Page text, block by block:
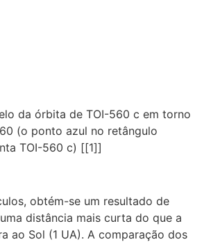
da órbita de TOI-560 c em torno
(o ponto azul no retângulo
TOI-560 c) [[1]]
obtém-se um resultado de
distância mais curta do que a
ao Sol (1 UA). A comparação dos